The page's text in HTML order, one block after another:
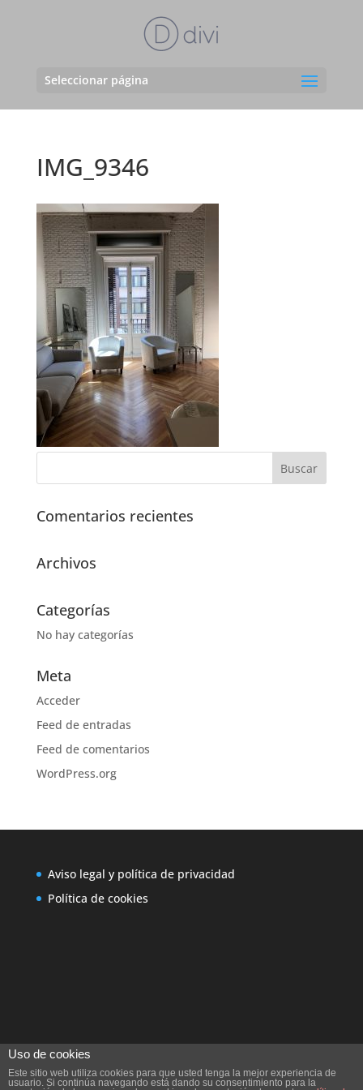
Seleccionar página
IMG_9346
Comentarios recientes
Archivos
Categorías
No hay categorías
Meta
Acceder
Feed de entradas
Feed de comentarios
WordPress.org
Aviso legal y política de privacidad
Política de cookies
Uso de cookies
Este sitio web utiliza cookies para que usted tenga la mejor experiencia de
usuario. Si continúa navegando está dando su consentimiento para la